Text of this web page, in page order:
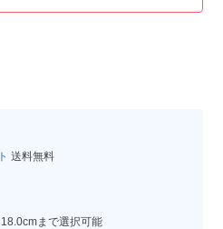
送料無料
まで選択可能